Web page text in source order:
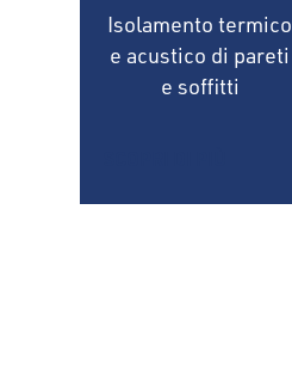
Isolamento termico
e acustico di pareti
e soffitti